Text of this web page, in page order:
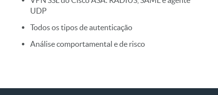
UDP
Todos os tipos de autenticação
Análise comportamental e de risco